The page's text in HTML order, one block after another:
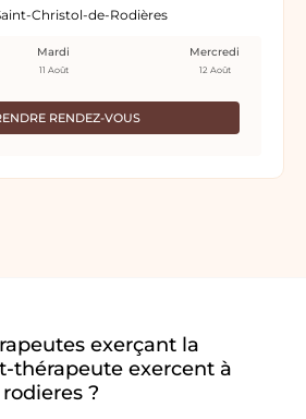
Christol-de-Rodières
RENDEZ-VOUS
Mardi
11 Août
Mercredi
12 Août
exerçant la
thérapeute exercent à
?